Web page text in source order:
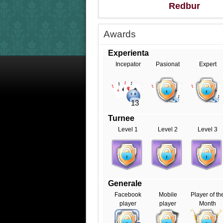
Redbur
Awards
Experienta
Incepator
13
Pasionat Expert
Turnee
Level 1 Level 2 Level 3
Generale
Facebook
player
Mobile
player
Player of
Month